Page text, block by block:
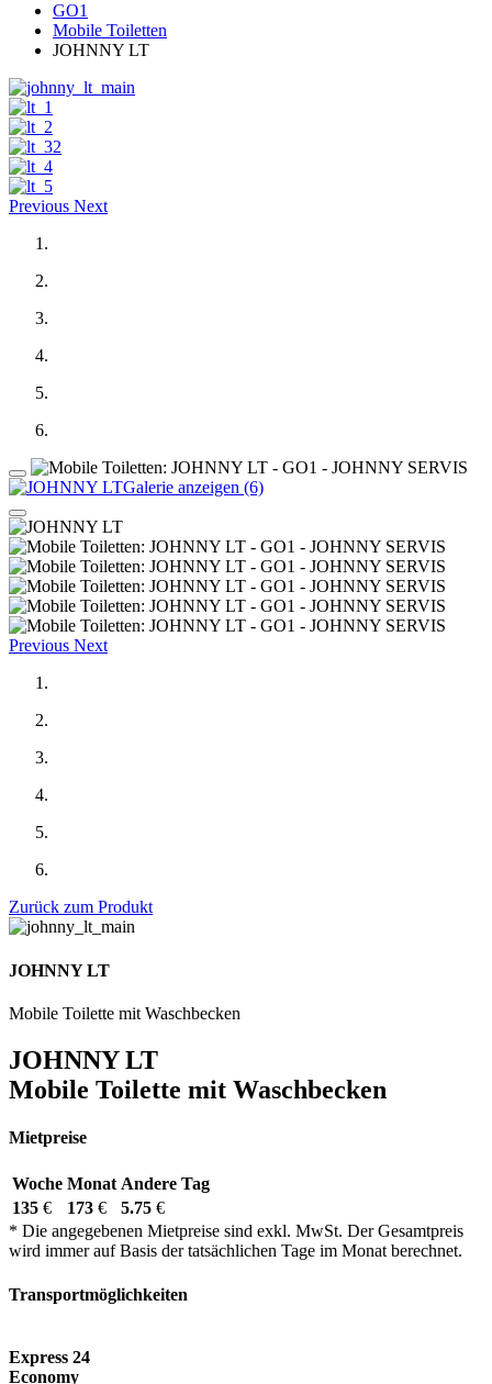
GO1
Mobile Toiletten
JOHNNY LT
Previous Next
Galerie anzeigen (6)
Previous Next
Zurück zum Produkt
JOHNNY LT
Mobile Toilette mit Waschbecken
JOHNNY LT
Mobile Toilette mit Waschbecken
Mietpreise
Woche Monat Andere Tag
135 € 173 € 5.75 €
* Die angegebenen Mietpreise sind exkl. MwSt. Der Gesamtpreis
wird immer auf Basis der tatsächlichen Tage im Monat berechnet.
Transportmöglichkeiten
Express 24
Economy